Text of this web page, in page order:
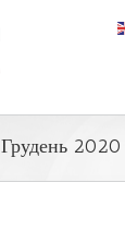
Грудень 2020